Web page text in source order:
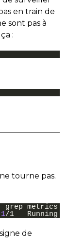
en train de
sont pas à
:
tourne pas.
grep metrics
1/1 Running
de